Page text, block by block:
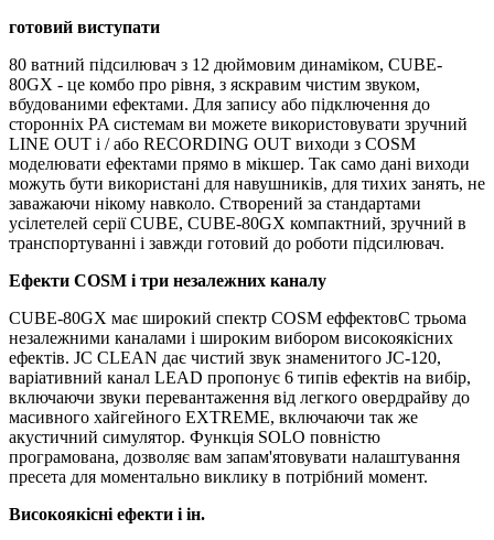
готовий виступати
80 ватний підсилювач з 12 дюймовим динаміком, CUBE-
80GX - це комбо про рівня, з яскравим чистим звуком,
вбудованими ефектами. Для запису або підключення до
сторонніх PA системам ви можете використовувати зручний
LINE OUT і / або RECORDING OUT виходи з COSM
моделювати ефектами прямо в мікшер. Так само дані виходи
можуть бути використані для навушників, для тихих занять, не
заважаючи нікому навколо. Створений за стандартами
усілетелей серії CUBE, CUBE-80GX компактний, зручний в
транспортуванні і завжди готовий до роботи підсилювач.
Ефекти COSM і три незалежних каналу
CUBE-80GX має широкий спектр COSM еффектовС трьома
незалежними каналами і широким вибором високоякісних
ефектів. JC CLEAN дає чистий звук знаменитого JC-120,
варіативний канал LEAD пропонує 6 типів ефектів на вибір,
включаючи звуки перевантаження від легкого овердрайву до
масивного хайгейного EXTREME, включаючи так же
акустичний симулятор. Функція SOLO повністю
програмована, дозволяє вам запам'ятовувати налаштування
пресета для моментально виклику в потрібний момент.
Високоякісні ефекти і ін.